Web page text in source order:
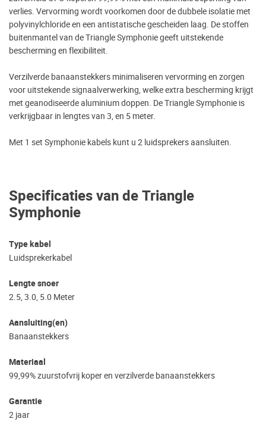
Specificaties van de Triangle
Symphonie
Type kabel
Luidsprekerkabel
Lengte snoer
2.5, 3.0, 5.0 Meter
Aansluiting(en)
Banaanstekkers
Materiaal
99,99% zuurstofvrij koper en verzilverde banaanstekkers
Garantie
2 jaar
verlies. Vervorming wordt voorkomen door de dubbele isolatie met
polyvinylchloride en een antistatische gescheiden laag. De stoffen
buitenmantel van de Triangle Symphonie geeft uitstekende
bescherming en flexibiliteit.
Verzilverde banaanstekkers minimaliseren vervorming en zorgen
voor uitstekende signaalverwerking, welke extra bescherming krijgt
met geanodiseerde aluminium doppen. De Triangle Symphonie is
verkrijgbaar in lengtes van 3, en 5 meter.
Met 1 set Symphonie kabels kunt u 2 luidsprekers aansluiten.